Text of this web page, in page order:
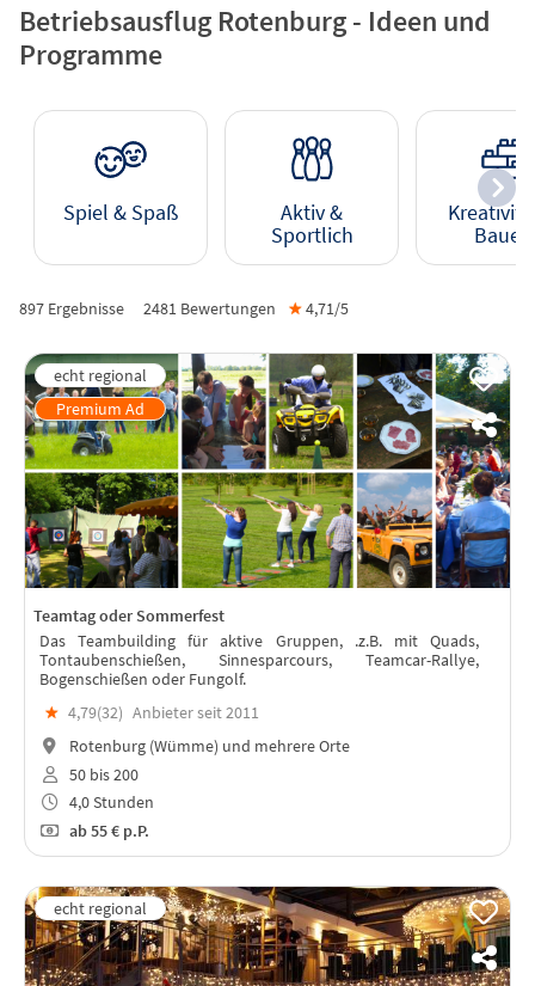
Betriebsausflug Rotenburg - Ideen und
Programme
Spiel & Spaß
Aktiv &
Sportlich
Bauen
897 Ergebnisse 2481 Bewertungen ★4,71/5
Teamtag oder Sommerfest
Das Teambuilding für aktive Gruppen, .z.B. mit Quads,
Tontaubenschießen, Sinnesparcours, Teamcar-Rallye,
Bogenschießen oder Fungolf.
★ 4,79(32) Anbieter seit 2011
Rotenburg (Wümme) und mehrere Orte
50 bis 200
4,0 Stunden
ab55 € p.P.